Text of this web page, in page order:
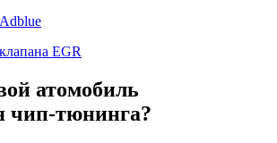
EGR
атомобиль
чип-тюнинга?